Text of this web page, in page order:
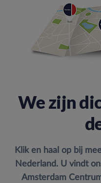
We zijn
Klik en haal op bij
Nederland. U vindt
Amsterdam